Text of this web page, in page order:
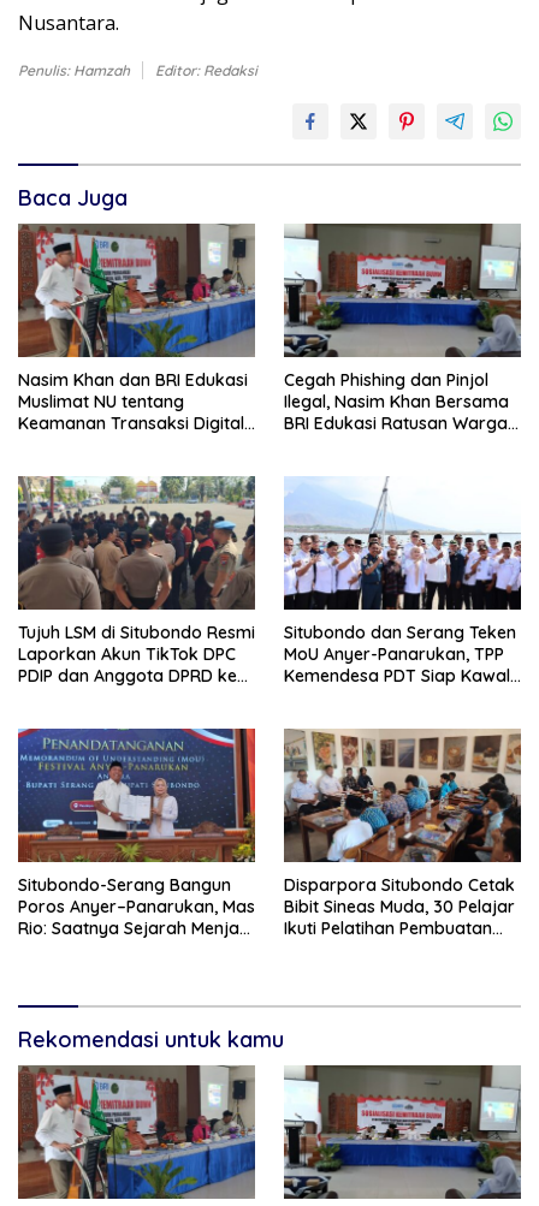
Nusantara.
Penulis: Hamzah Editor: Redaksi
Baca Juga
Nasim Khan dan BRI Edukasi
Muslimat NU tentang
Keamanan Transaksi Digital
Cegah Phishing dan Pinjol
Ilegal, Nasim Khan Bersama
BRI Edukasi Ratusan Warga
Tujuh LSM di Situbondo Resmi
Laporkan Akun TikTok DPC
PDIP dan Anggota DPRD ke
Situbondo dan Serang Teken
MoU Anyer-Panarukan, TPP
Kemendesa PDT Siap Kawal
Situbondo-Serang Bangun
Poros Anyer–Panarukan, Mas
Rio: Saatnya Sejarah Menjadi
Disparpora Situbondo Cetak
Bibit Sineas Muda, 30 Pelajar
Ikuti Pelatihan Pembuatan
Rekomendasi untuk kamu